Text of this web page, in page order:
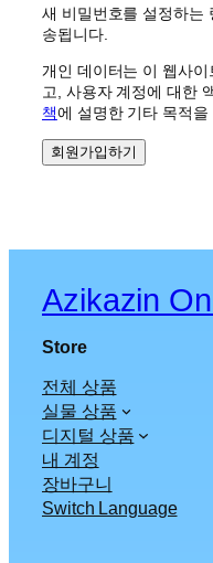
항
새 비밀번호를 설정하는
송됩니다.
개인 데이터는 이 웹사
고, 사용자 계정에 대한
책에 설명한 기타 목적을
회원가입하기
Azikazin
Store
전체 상품
실물 상품
디지털 상품
내 계정
장바구니
Switch Language